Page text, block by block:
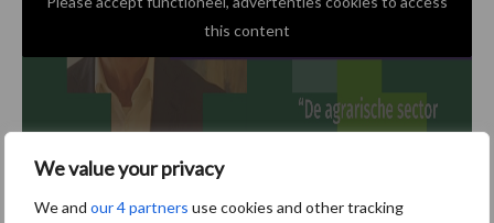
We value your privacy
We and our 4 partners use cookies and other tracking
this content